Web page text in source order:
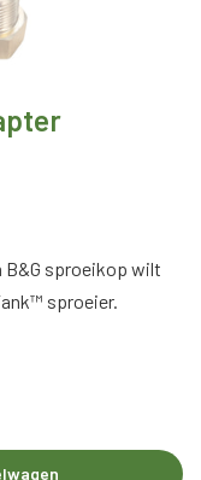
B&G sproeikop wilt
sproeier.